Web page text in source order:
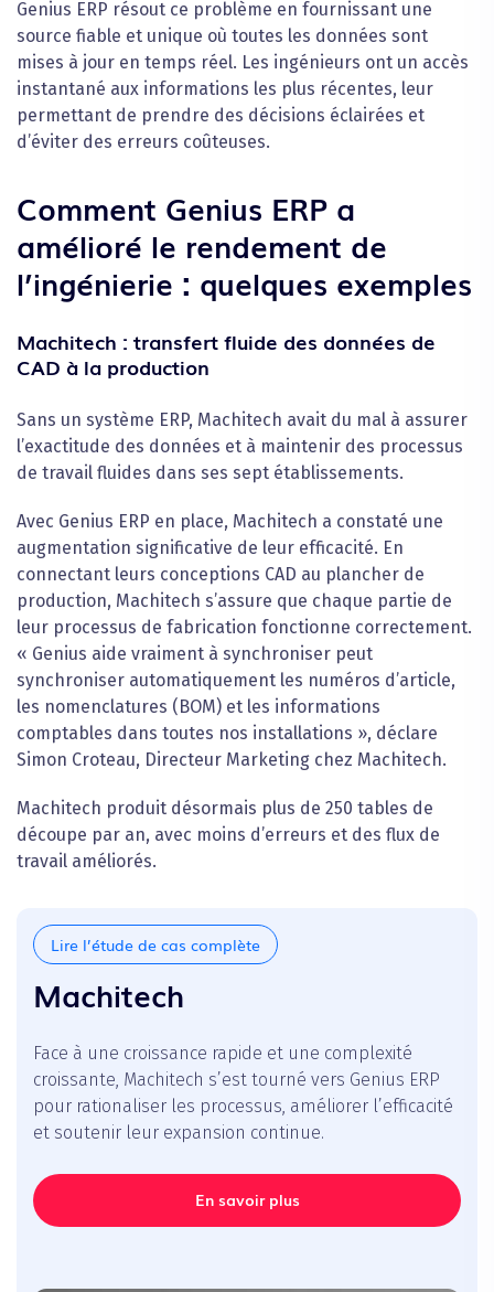
Genius ERP résout ce problème en fournissant une
source fiable et unique où toutes les données sont
mises à jour en temps réel. Les ingénieurs ont un accès
instantané aux informations les plus récentes, leur
permettant de prendre des décisions éclairées et
d’éviter des erreurs coûteuses.
Comment Genius ERP a
amélioré le rendement de
l’ingénierie : quelques exemples
Machitech : transfert fluide des données de
CAD à la production
Sans un système ERP, Machitech avait du mal à assurer
l’exactitude des données et à maintenir des processus
de travail fluides dans ses sept établissements.
Avec Genius ERP en place, Machitech a constaté une
augmentation significative de leur efficacité. En
connectant leurs conceptions CAD au plancher de
production, Machitech s’assure que chaque partie de
leur processus de fabrication fonctionne correctement.
« Genius aide vraiment à synchroniser peut
synchroniser automatiquement les numéros d’article,
les nomenclatures (BOM) et les informations
comptables dans toutes nos installations », déclare
Simon Croteau, Directeur Marketing chez Machitech.
Machitech produit désormais plus de 250 tables de
découpe par an, avec moins d’erreurs et des flux de
travail améliorés.
Lire l’étude de cas complète
Machitech
Face à une croissance rapide et une complexité
croissante, Machitech s’est tourné vers Genius ERP
pour rationaliser les processus, améliorer l’efficacité
et soutenir leur expansion continue.
En savoir plus